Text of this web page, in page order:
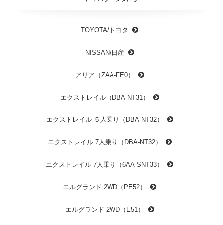
TOYOTA/トヨタ
NISSAN/日産
アリア（ZAA-FE0）
エクストレイル（DBA-NT31）
エクストレイル ５人乗り（DBA-NT32）
エクストレイル 7人乗り（DBA-NT32）
エクストレイル 7人乗り（6AA-SNT33）
エルグランド 2WD（PE52）
エルグランド 2WD（E51）